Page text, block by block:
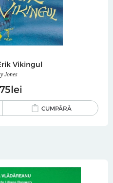
Vikingul
Jones
lei
CUMPĂRĂ